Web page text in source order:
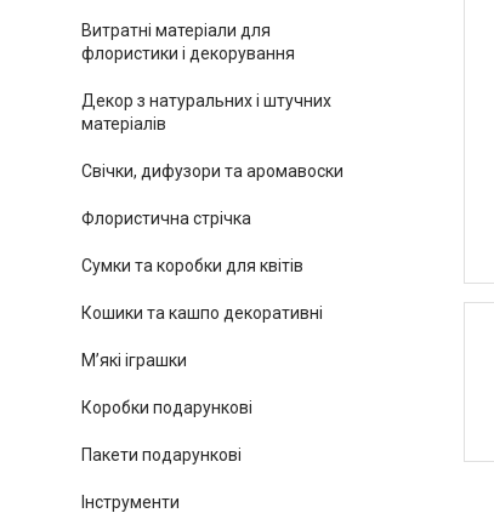
Витратні матеріали для
флористики і декорування
Декор з натуральних і штучних
матеріалів
Свічки, дифузори та аромавоски
Флористична стрічка
Сумки та коробки для квітів
Кошики та кашпо декоративні
М’які іграшки
Коробки подарункові
Пакети подарункові
Інструменти